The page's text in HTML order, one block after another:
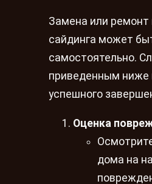
Замена или ремонт
сайдинга может
самостоятельно.
приведенным ниже
успешного
Оценка
дома на